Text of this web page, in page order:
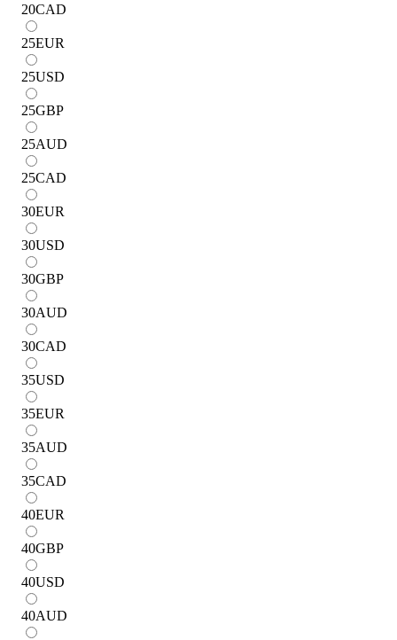
20CAD
25EUR
25USD
25GBP
25AUD
25CAD
30EUR
30USD
30GBP
30AUD
30CAD
35USD
35EUR
35AUD
35CAD
40EUR
40GBP
40USD
40AUD